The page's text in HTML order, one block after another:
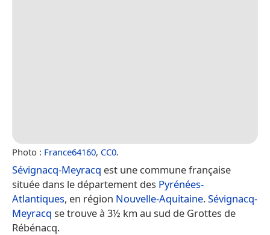
Photo : France64160, CC0.
Sévignacq-Meyracq est une commune française
située dans le département des Pyrénées-
Atlantiques, en région Nouvelle-Aquitaine.Sévignacq-
Meyracq se trouve à 3½ km au sud de Grottes de
Rébénacq.